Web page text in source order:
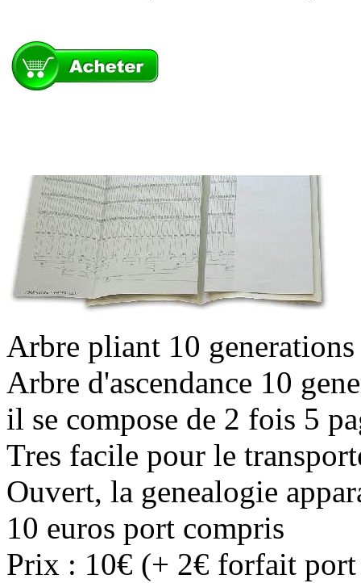
Arbre pliant 10 generations
Arbre d'ascendance 10
il se compose de 2 fois 5
Tres facile pour le
Ouvert, la genealogie
10 euros port compris
Prix : 10€ (+ 2€ forfait